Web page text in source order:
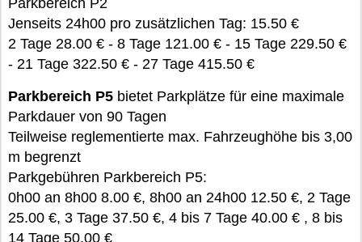
Parkbereich P2
Jenseits 24h00 pro zusätzlichen Tag: 15.50 €
2 Tage 28.00 € - 8 Tage 121.00 € - 15 Tage 229.50 €
- 21 Tage 322.50 € - 27 Tage 415.50 €
Parkbereich P5 bietet Parkplätze für eine maximale
Parkdauer von 90 Tagen
Teilweise reglementierte max. Fahrzeughöhe bis 3,00
m begrenzt
Parkgebühren Parkbereich P5:
0h00 an 8h00 8.00 €, 8h00 an 24h00 12.50 €, 2 Tage
25.00 €, 3 Tage 37.50 €, 4 bis 7 Tage 40.00 € , 8 bis
14 Tage 50.00 €